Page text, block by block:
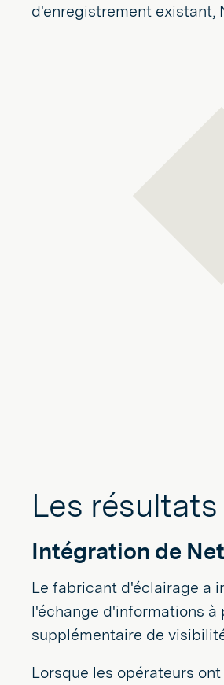
d'enregistrement existant,
Les résultats
Intégration de
Le fabricant d'éclairage a
l'échange d'informations
supplémentaire de
Lorsque les opérateurs